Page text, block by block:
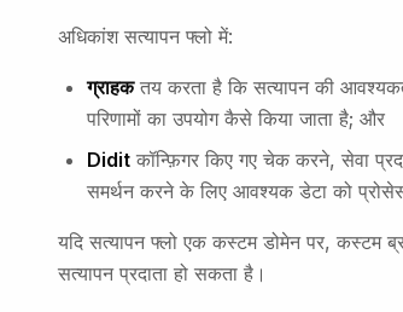
अधिकांश सत्यापन फ्लो में:
ग्राहकतय करता है कि सत्यापन की
परिणामों का उपयोग कैसे किया जाता है; और
Didit कॉन्फ़िगर किए गए चेक करने, सेवा
समर्थन करने के लिए आवश्यक डेटा को
यदि सत्यापन फ्लो एक कस्टम डोमेन पर, कस्टम
सत्यापन प्रदाता हो सकता है।